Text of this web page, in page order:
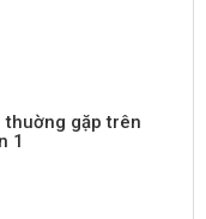
thuờng gặp trên
1